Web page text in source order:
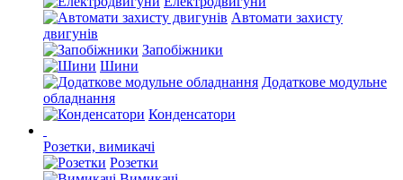
Автомати захисту
двигунів
Запобіжники
Шини
Додаткове модульне
обладнання
Конденсатори
Розетки, вимикачі
Розетки